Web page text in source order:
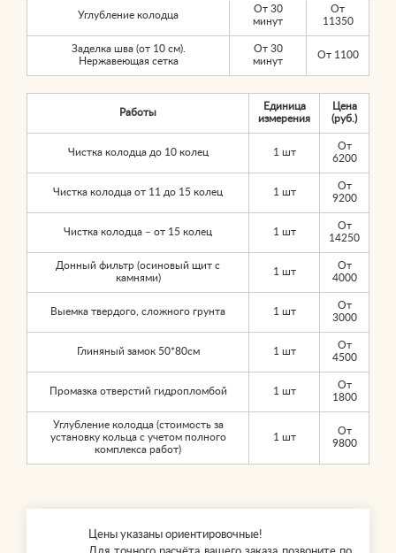
Углубление колодца
От 30
минут
От
11350
Заделка шва (от 10 см).
Нержавеющая сетка
От 30
минут
От 1100
Работы
Единица
измерения
Цена
(руб.)
Чистка колодца до 10 колец 1 шт
От
6200
Чистка колодца от 11 до 15 колец 1 шт
От
9200
Чистка колодца – от 15 колец 1 шт
От
14250
Донный фильтр (осиновый щит с
камнями)
1 шт
От
4000
Выемка твердого, сложного грунта 1 шт
От
3000
Глиняный замок 50*80см 1 шт
От
4500
Промазка отверстий гидропломбой 1 шт
От
1800
Углубление колодца (стоимость за
установку кольца с учетом полного
комплекса работ)
1 шт
От
9800
Цены указаны ориентировочные!